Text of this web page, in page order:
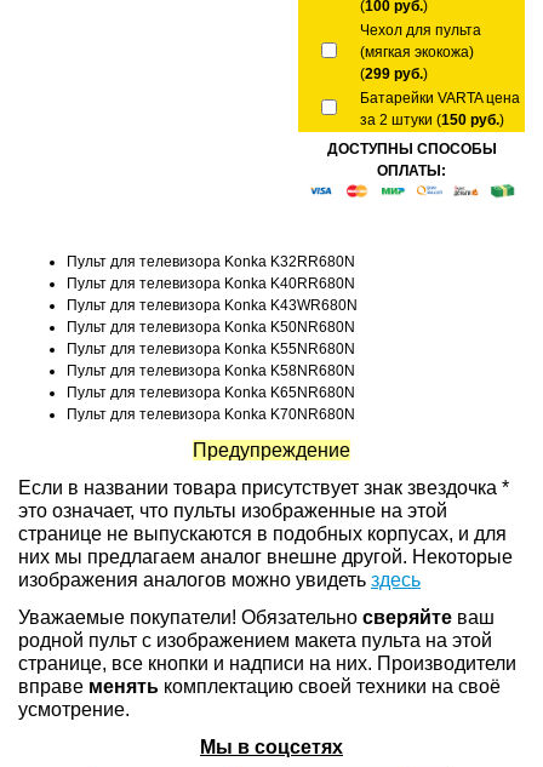
(100 руб.)
Чехол для пульта
(мягкая экокожа)
(299 руб.)
Батарейки VARTA цена
за 2 штуки (150 руб.)
ДОСТУПНЫ СПОСОБЫ
ОПЛАТЫ:
Пульт для телевизора Konka K32RR680N
Пульт для телевизора Konka K40RR680N
Пульт для телевизора Konka K43WR680N
Пульт для телевизора Konka K50NR680N
Пульт для телевизора Konka K55NR680N
Пульт для телевизора Konka K58NR680N
Пульт для телевизора Konka K65NR680N
Пульт для телевизора Konka K70NR680N
Предупреждение
Если в названии товара присутствует знак звездочка *
это означает, что пульты изображенные на этой
странице не выпускаются в подобных корпусах, и для
них мы предлагаем аналог внешне другой. Некоторые
изображения аналогов можно увидеть здесь
Уважаемые покупатели! Обязательно сверяйте ваш
родной пульт с изображением макета пульта на этой
странице, все кнопки и надписи на них. Производители
вправе менять комплектацию своей техники на своё
усмотрение.
Мы в соцсетях